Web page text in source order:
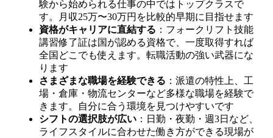
験から始められる仕事の中ではトップクラスで
す。月収25万〜30万円を比較的早期に目指せます
資格がキャリアに直結する ：フォークリフト技能
講習修了証は国が認める資格で、一度取得すれば
全国どこでも使えます。転職活動の強い武器にな
ります
さまざまな職場を経験できる ：派遣の特性上、工
場・倉庫・物流センターなど多様な職場を経験で
きます。自分に合う環境を見つけやすいです
シフトの選択肢が広い ：日勤・夜勤・週3日など、
ライフスタイルに合わせた働き方ができる現場が